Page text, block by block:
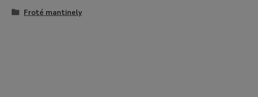
Froté mantinely